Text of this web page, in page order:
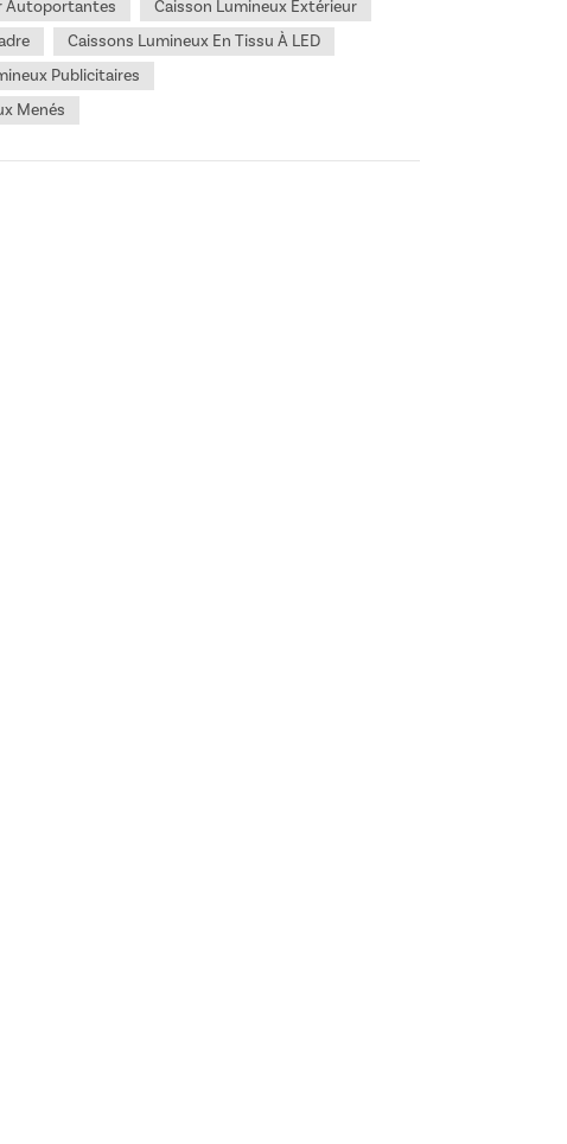
Autoportantes
Caisson Lumineux Extérieur
Caissons Lumineux En Tissu À LED
Publicitaires
Menés